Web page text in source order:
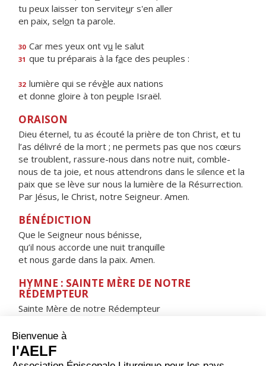
tu peux laisser ton serviteur s'en aller
en paix, selon ta parole.
30 Car mes yeux ont vu le salut
31 que tu préparais à la face des peuples :
32 lumière qui se révèle aux nations
et donne gloire à ton peuple Israël.
ORAISON
Dieu éternel, tu as écouté la prière de ton Christ, et tu
l’as délivré de la mort ; ne permets pas que nos cœurs
se troublent, rassure-nous dans notre nuit, comble-
nous de ta joie, et nous attendrons dans le silence et la
paix que se lève sur nous la lumière de la Résurrection.
Par Jésus, le Christ, notre Seigneur. Amen.
BÉNÉDICTION
Que le Seigneur nous bénisse,
qu’il nous accorde une nuit tranquille
et nous garde dans la paix. Amen.
HYMNE : SAINTE MÈRE DE NOTRE
RÉDEMPTEUR
Sainte Mère de notre Rédempteur
Étoile de la mer,
Viens au secours du peuple qui tombe
et qui cherche à se relever.